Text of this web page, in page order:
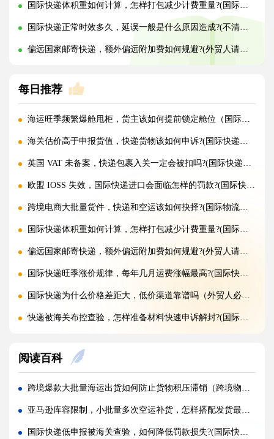
国际快递体积重如何计算，怎样打包减少计费重量?(国际快递干货知识分享)
国际快递正常时效多久，延误一般是什么原因造成?(不清楚的外贸人看过来)
偏远国家邮寄快递，额外偏远附加费如何规避?(外贸人请注意)
每日推荐
海运旺季频繁爆舱甩柜，货主该如何提前锁定舱位（国际海运干货知识分享）
海关估价高于申报货值，快递货物该如何申诉?(国际快递干货知识分享)
英国 VAT 未备案，快递包裹入关一定会被扣吗?(国际快递干货知识分享)
欧盟 IOSS 失效，国际快递进口会面临怎样的罚款?(国际快递干货知识分享)
跨境电商大批量货件，快递和空运该如何抉择?(国际物流干货知识分享)
国际快递体积重如何计算，怎样打包减少计费重量?(国际快递干货知识分享)
偏远国家邮寄快递，额外偏远附加费如何规避?(外贸人请注意)
国际快递旺季涨价规律，每年几月运费涨幅最高?(国际快递干货知识分享)
国际快递为什么价格差距大，低价渠道靠谱吗（外贸人必看篇）
快递被海关布控查验，怎样准备材料快速申诉解封?(国际快递干货知识分享)
国际快递实木木箱无 IPPC 标识，一定会被海关扣留吗?(国际快递干货知识分享)
快递 AMS、IOSS、VAT 预申报填错，会带来什么麻烦?(国际快递干货知识分享)
国际快递低申报被海关查到，一般罚款比例是多少（外贸人请注意）
国际快递品名申报出错，会产生哪些罚款与滞留后果?(外贸人请注意)
阅读百科
跨境爆款大批量海运出货如何防止货物积压滞销（跨境物流干货知识分享）
亚马逊库容限制，小批量多次空运补货，怎样搭配发货最省物流费?(亚马逊卖家请注意)
国际快递低申报被海关查验，如何降低罚款损失?(国际快递干货知识分享)